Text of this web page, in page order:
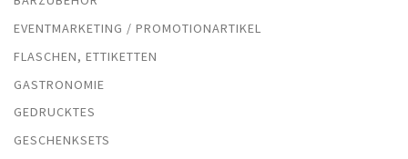
EVENTMARKETING / PROMOTIONARTIKEL
FLASCHEN, ETTIKETTEN
GASTRONOMIE
GEDRUCKTES
GESCHENKSETS